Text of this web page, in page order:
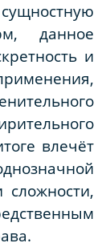
данное
и
влечёт